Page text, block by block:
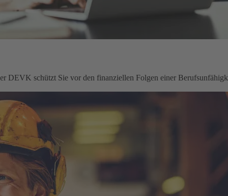
DEVK schützt Sie vor den finanziellen Folgen einer